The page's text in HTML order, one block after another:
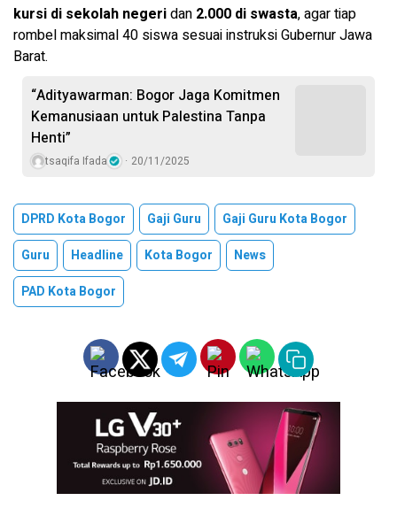
kursi di sekolah negeridan 2.000 di swasta, agar tiap
rombel maksimal 40 siswa sesuai instruksi Gubernur Jawa
Barat.
“Adityawarman: Bogor Jaga Komitmen
Kemanusiaan untuk Palestina Tanpa
Henti”
tsaqifa Ifada 20/11/2025
DPRD Kota Bogor Gaji Guru
Gaji Guru Kota Bogor
Guru
Headline Kota Bogor
News
PAD Kota Bogor